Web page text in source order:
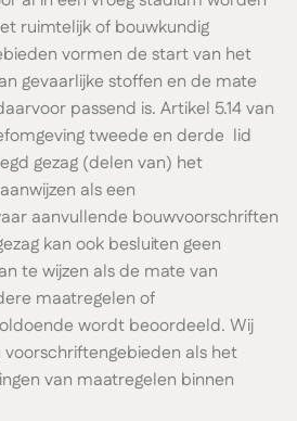
ruimtelijk of bouwkundig
vormen de start van het
gevaarlijke stoffen en de mate
passend is. Artikel 5.14 van
tweede en derde lid
gezag (delen van) het
als een
aanvullende bouwvoorschriften
kan ook besluiten geen
te wijzen als de mate van
maatregelen of
wordt beoordeeld. Wij
voorschriftengebieden als het
van maatregelen binnen